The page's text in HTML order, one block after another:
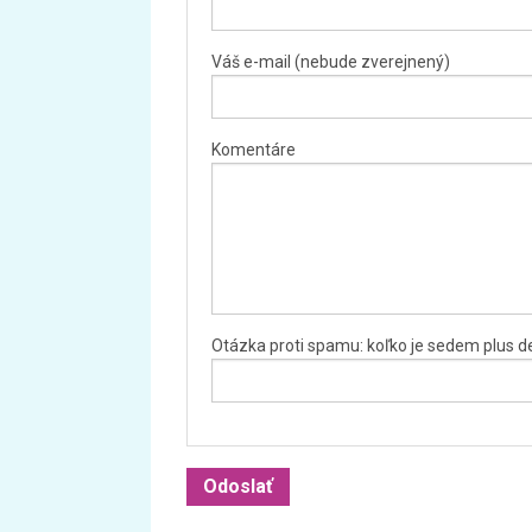
Váš e-mail (nebude zverejnený)
Komentáre
Otázka proti spamu: koľko je sedem plus